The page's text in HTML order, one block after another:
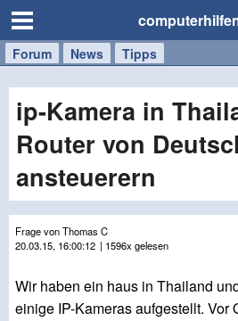
Forum News Tipps
Handy
Tablet
Windows
Mac
ip-Kamera in
Router von
ansteuerern
Frage von Thomas C
20.03.15, 16:00:12 | 1596x gelesen
Wir haben ein haus in Thailand
einige IP-Kameras aufgestellt. Vor